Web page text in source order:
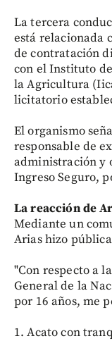
La tercera
está relacionada
de contratación
con el Instituto
la Agricultura
licitatorio
El organismo
responsable de
administración y
Ingreso Seguro,
La reacción de
Mediante un
Arias hizo
"Con respecto a
General de la
por 16 años, me
1. Acato con